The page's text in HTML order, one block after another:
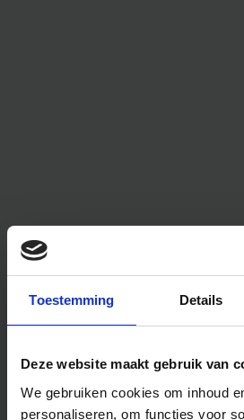
Toestemming Details
Deze website maakt gebruik van
We gebruiken cookies om inhoud
personaliseren, om functies voor